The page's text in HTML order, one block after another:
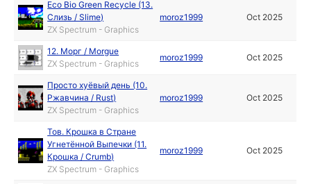
Eco Bio Green Recycle (13.
Слизь / Slime)
ZX Spectrum - Graphics
moroz1999 Oct 2025
12. Морг / Morgue
ZX Spectrum - Graphics
moroz1999 Oct 2025
Просто хуёвый день (10.
Ржавчина / Rust)
ZX Spectrum - Graphics
moroz1999 Oct 2025
Тов. Крошка в Стране
Угнетённой Выпечки (11.
Крошка / Crumb)
ZX Spectrum - Graphics
moroz1999 Oct 2025